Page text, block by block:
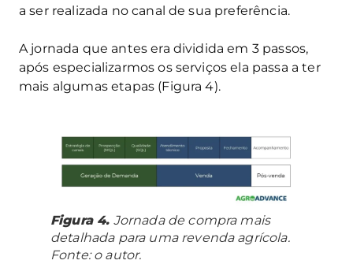
a ser realizada no canal de sua preferência.
A jornada que antes era dividida em 3 passos,
após especializarmos os serviços ela passa a ter
mais algumas etapas (Figura 4).
Figura 4. Jornada de compra mais
detalhada para uma revenda agrícola.
Fonte: o autor.